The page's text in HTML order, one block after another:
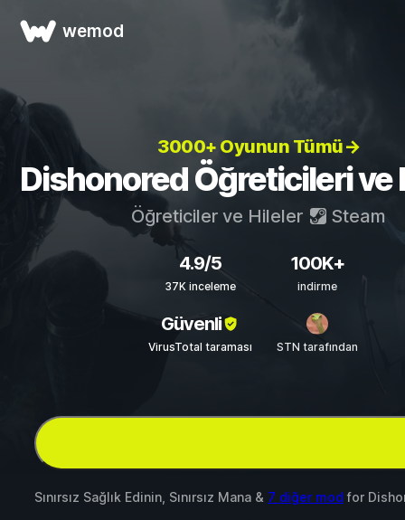
wemod
3000+ Oyunun Tümü→
Dishonored Öğreticileri ve
Öğreticiler ve Hileler Steam
4.9/5
37K inceleme
100K+
indirme
Güvenli
VirusTotal taraması STN tarafından
Sınırsız Sağlık Edinin, Sınırsız Mana & 7 diğer mod for